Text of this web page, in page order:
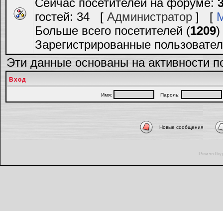
Сейчас посетителей на форуме:
гостей: 34 [ Администратор ] [
Больше всего посетителей (1209)
Зарегистрированные
Эти данные основаны на активности
Вход
Имя: Пароль:
Новые сообщения
Powered by